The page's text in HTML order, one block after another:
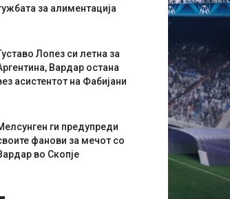
за алиментација
Лопез си летна за
Вардар остана
асистентот на Фабијани
ги предупреди
фанови за мечот со
во Скопје